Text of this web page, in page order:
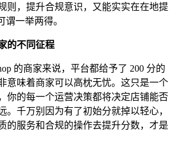
则，提升合规意识，又能实实在在地提
谓一举两得。
的不同征程
的商家来说，平台都给予了 200 分的
意味着商家可以高枕无忧。这只是一个
你的每一个运营决策都将决定店铺能否
。千万别因为有了初始分就掉以轻心，
的服务和合规的操作去提升分数，才是